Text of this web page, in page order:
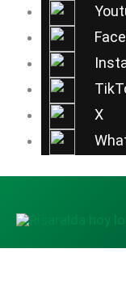
X
contenido